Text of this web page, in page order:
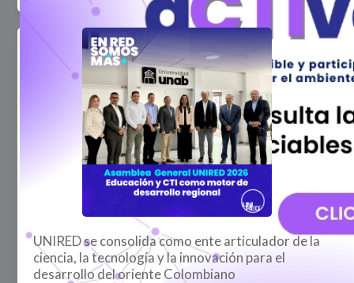
UNIRED se consolida como ente articulador de la
ciencia, la tecnología y la innovación para el
desarrollo del oriente Colombiano